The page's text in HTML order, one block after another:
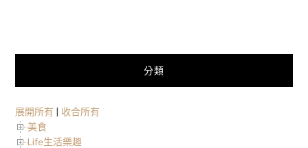
分類
展開所有 | 收合所有
美食
Life生活樂趣